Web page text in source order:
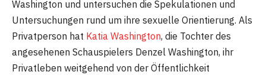
Washington und untersuchen die Spekulationen und
Untersuchungen rund um ihre sexuelle Orientierung. Als
Privatperson hat Katia Washington, die Tochter des
angesehenen Schauspielers Denzel Washington, ihr
Privatleben weitgehend von der Öffentlichkeit